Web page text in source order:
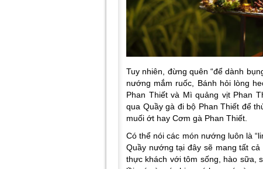
Tuy nhiên, đừng quên “để dành
nướng mắm ruốc, Bánh hỏi lòng
Phan Thiết và Mì quảng vịt Phan
qua Quầy gà đi bộ Phan Thiết để
muối ớt hay Cơm gà Phan Thiết.
Có thể nói các món nướng luôn là
Quầy nướng tại đây sẽ mang tất
thực khách với tôm sống, hào sữa,